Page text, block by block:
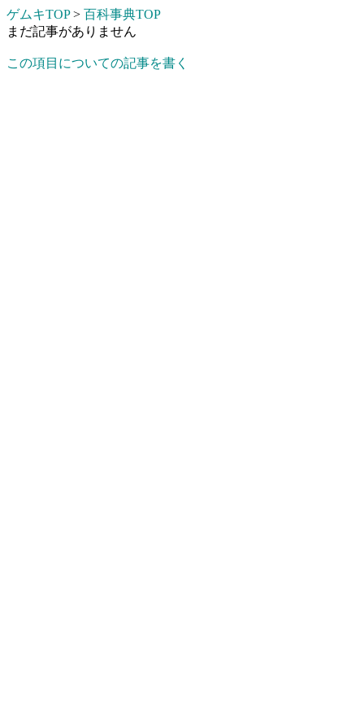
ゲムキTOP> 百科事典TOP
まだ記事がありません
この項目についての記事を書く